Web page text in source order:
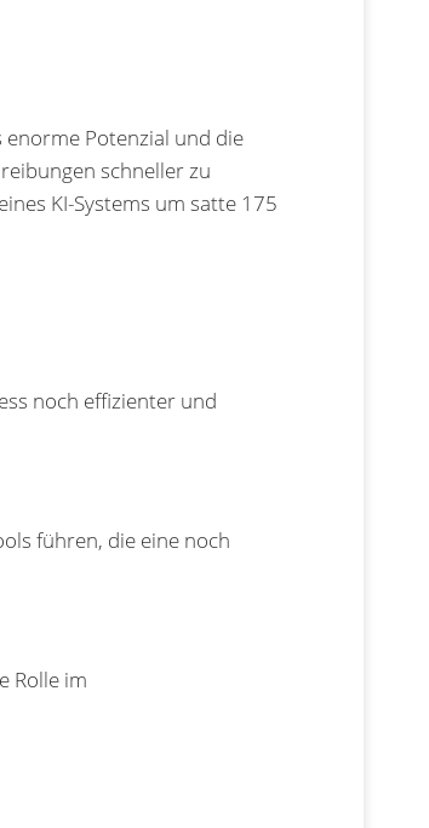
Potenzial und die
schneller zu
KI-Systems um satte 175
noch effizienter und
führen, die eine noch
Rolle im